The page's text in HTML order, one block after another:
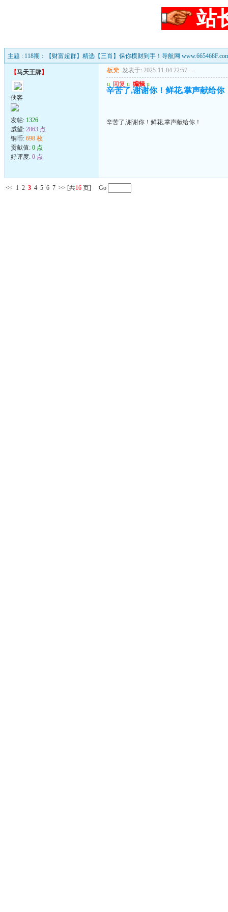
站
主题 : 118期：【财富超群】精选【三肖】保你横财到手！导航网
【马天王牌】
侠客
发帖: 1326
威望: 2863 点
铜币: 698 枚
贡献值: 0 点
好评度: 0 点
板凳 发表于: 2025-11-04 22:57 ---
u 回复 u 编辑 u
辛苦了,谢谢你！鲜花,掌声献给你
辛苦了,谢谢你！鲜花,掌声献给你！
<< 1 2 3 4 5 6 7 >> [共16 页] Go